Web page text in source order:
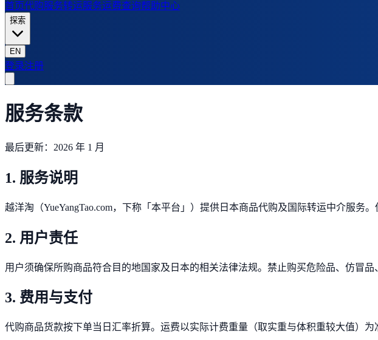
首页代购服务转运服务运费查询帮助中心
探索
EN
登录注册
服务条款
最后更新：2026 年 1 月
1. 服务说明
越洋淘（YueYangTao.com，下称「本平台」）提供日本商品代购及国际转运中介服务
2. 用户责任
用户须确保所购商品符合目的地国家及日本的相关法律法规。禁止购买危险品、仿冒
3. 费用与支付
代购商品货款按下单当日汇率折算。运费以实际计费重量（取实重与体积重较大值）为